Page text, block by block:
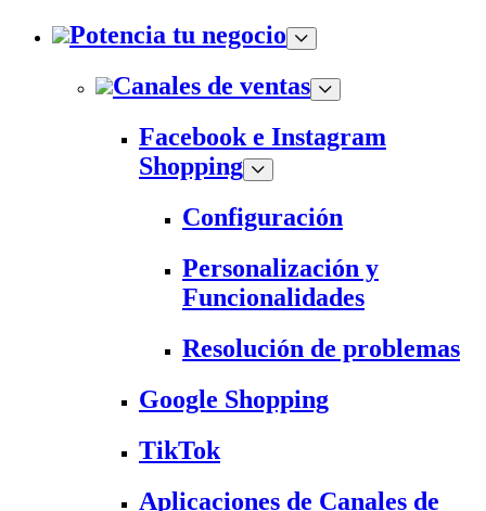
Potencia tu negocio
Canales de ventas
Facebook e Instagram
Shopping
Configuración
Personalización y
Funcionalidades
Resolución de problemas
Google Shopping
TikTok
Aplicaciones de Canales de